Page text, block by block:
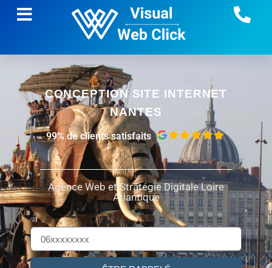
CONCEPTION SITE INTERNET
NANTES
99% de clients satisfaits
Agence Web et Stratégie DigitaleLoire
Atlantique